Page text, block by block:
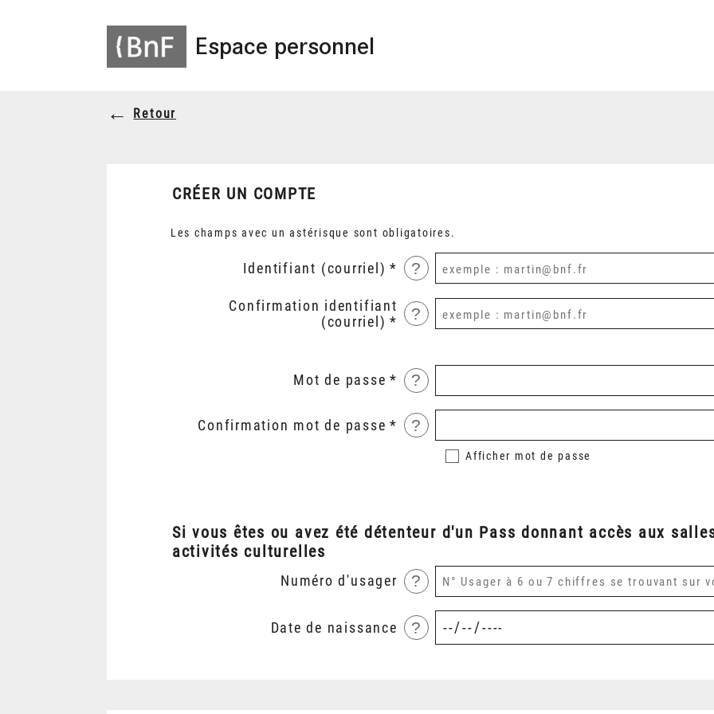
Espace personnel
Retour
CRÉER UN COMPTE
Les champs avec un astérisque sont obligatoires.
Identifiant (courriel) ?
Confirmation identifiant
(courriel)
?
Mot de passe ?
Confirmation mot de passe ?
Afficher mot de passe
Si vous êtes ou avez été détenteur d'un Pass donnant accès aux
activités culturelles
Numéro d'usager ?
Date de naissance ?